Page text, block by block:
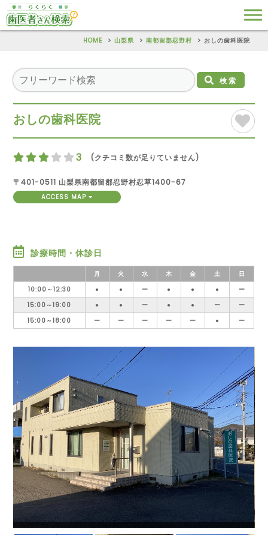
HOME 山梨県 南都留郡忍野村 おしの歯科医院
検索
おしの歯科医院
3 (クチコミ数が足りていません)
〒401-0511 山梨県南都留郡忍野村忍草1400-67
ACCESS MAP
診療時間・休診日
月 火 水 木 金 土
日
10:00～12:30
● ● ー ● ● ●
ー
15:00～19:00
● ● ー ● ● ー
ー
15:00～18:00
ー ー ー ー ー ● ー